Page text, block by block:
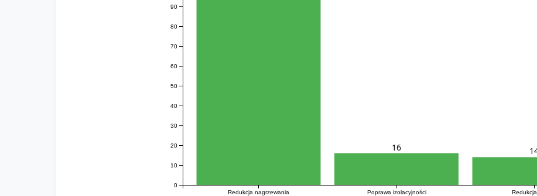
Redukcja nagrzewania Poprawa izolacyjności
0
10
20
30
40
50
60
70
80
90
16